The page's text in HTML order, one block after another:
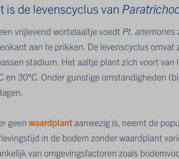
is de levenscyclus van
vrijlevend wortelaaltje voedt Pt. anemones
aan te prikken. De levenscyclus
stadium. Het aaltje plant zich voort
en 30°C. Onder gunstige omstandigheden
geenwaardplant aanwezig is, neemt de
in de bodem zonder waardplant
van omgevingsfactoren zoals